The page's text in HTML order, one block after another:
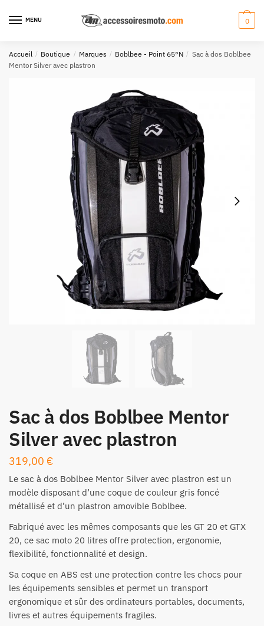
navigation
au
MENU 0
Accueil / Boutique / Marques / Boblbee - Point 65°N / Sac à dos Boblbee
Mentor Silver avec plastron
Sac à dos Boblbee Mentor
Silver avec plastron
319,00 €
Le sac à dos Boblbee Mentor Silver avec plastron est un
modèle disposant d’une coque de couleur gris foncé
métallisé et d’un plastron amovible Boblbee.
Fabriqué avec les mêmes composants que les GT 20 et GTX
20, ce sac moto 20 litres offre protection, ergonomie,
flexibilité, fonctionnalité et design.
Sa coque en ABS est une protection contre les chocs pour
les équipements sensibles et permet un transport
ergonomique et sûr des ordinateurs portables, documents,
livres et autres équipements fragiles.